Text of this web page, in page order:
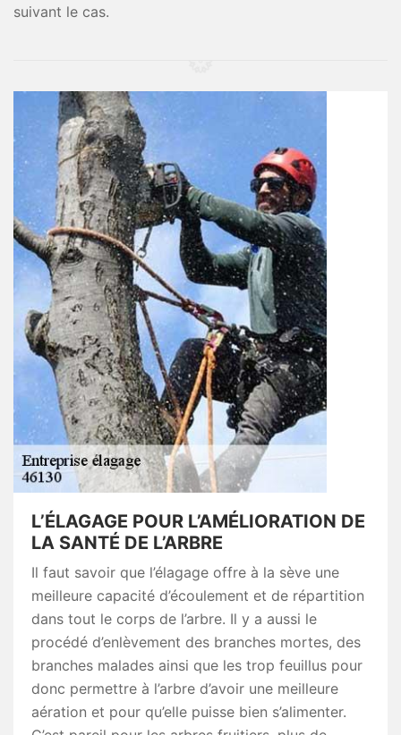
suivant le cas.
L’ÉLAGAGE POUR L’AMÉLIORATION DE
LA SANTÉ DE L’ARBRE
Il faut savoir que l’élagage offre à la sève une
meilleure capacité d’écoulement et de répartition
dans tout le corps de l’arbre. Il y a aussi le
procédé d’enlèvement des branches mortes, des
branches malades ainsi que les trop feuillus pour
donc permettre à l’arbre d’avoir une meilleure
aération et pour qu’elle puisse bien s’alimenter.